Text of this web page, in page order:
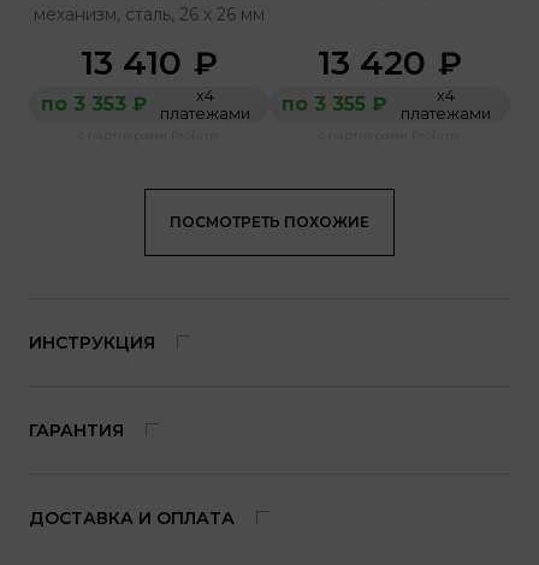
механизм, сталь, 26 х 26 мм
13 410 ₽
по 3 353 ₽
х4
платежами
13 420 ₽
по 3 355 ₽
х4
платежами
ПОСМОТРЕТЬ ПОХОЖИЕ
ИНСТРУКЦИЯ
ГАРАНТИЯ
ДОСТАВКА И ОПЛАТА